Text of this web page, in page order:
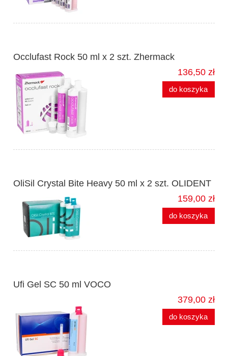
Occlufast Rock 50 ml x 2 szt. Zhermack
136,50 zł
do koszyka
OliSil Crystal Bite Heavy 50 ml x 2 szt. OLIDENT
159,00 zł
do koszyka
Ufi Gel SC 50 ml VOCO
379,00 zł
do koszyka